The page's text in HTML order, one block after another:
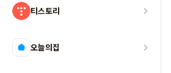
티스토리
오늘의집